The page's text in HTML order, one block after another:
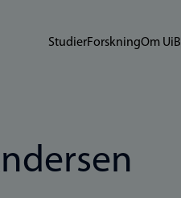
StudierForskningOm UiB